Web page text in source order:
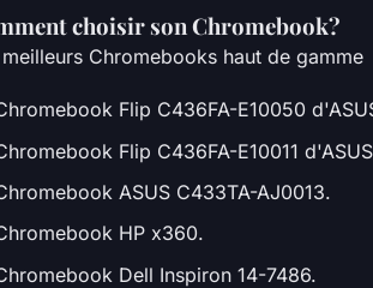
choisir son Chromebook?
meilleurs Chromebooks haut de gamme
Flip C436FA-E10050
Flip C436FA-E10011
ASUS C433TA-AJ0013.
HP x360.
Dell Inspiron 14-7486.